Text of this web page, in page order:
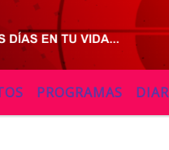
PROGRAMAS